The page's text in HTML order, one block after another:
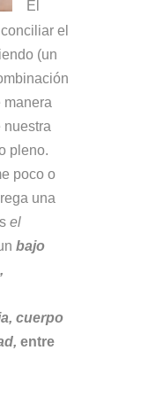
El
el
(un
manera
nuestra
pleno.
poco o
una
el
bajo
cuerpo
entre